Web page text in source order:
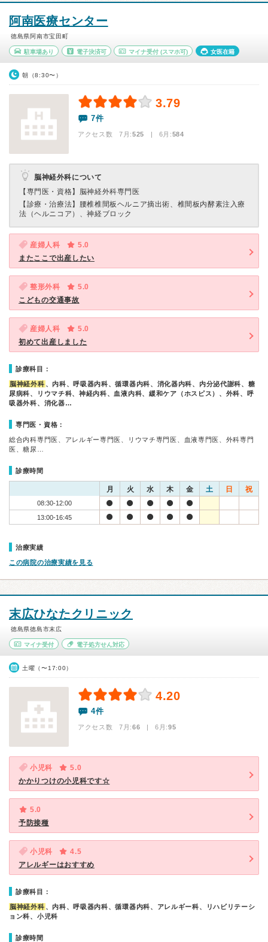
阿南医療センター
徳島県阿南市宝田町
駐車場あり 電子決済可 マイナ受付 (スマホ可) 女医在籍
朝（8:30〜）
3.79
7件
アクセス数 7月:525 | 6月:584
脳神経外科について
【専門医・資格】 脳神経外科専門医
【診療・治療法】
腰椎椎間板ヘルニア摘出術、椎間板内酵素注入療
法（ヘルニコア）、神経ブロック
産婦人科
5.0
またここで出産したい
整形外科
5.0
こどもの交通事故
産婦人科
5.0
初めて出産しました
診療科目：
脳神経外科 、内科、呼吸器内科、循環器内科、消化器内科、内分泌代謝科、糖
尿病科、リウマチ科、神経内科、血液内科、緩和ケア（ホスピス）、外科、呼
吸器外科、消化器…
専門医・資格：
総合内科専門医、アレルギー専門医、リウマチ専門医、血液専門医、外科専門
医、糖尿…
診療時間
月 火 水 木 金 土 日 祝
08:30-12:00
13:00-16:45
治療実績
この病院の治療実績を見る
末広ひなたクリニック
徳島県徳島市末広
マイナ受付 電子処方せん対応
土曜（〜17:00）
4.20
4件
アクセス数 7月:66 | 6月:95
小児科
5.0
かかりつけの小児科です☆
5.0
予防接種
小児科
4.5
アレルギーはおすすめ
診療科目：
脳神経外科 、内科、呼吸器内科、循環器内科、アレルギー科、リハビリテーシ
ョン科、小児科
診療時間